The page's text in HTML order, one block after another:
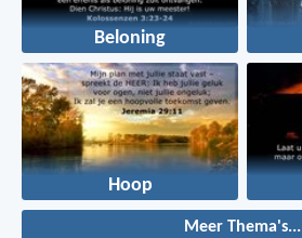
Beloning
Hoop
Meer Thema's...